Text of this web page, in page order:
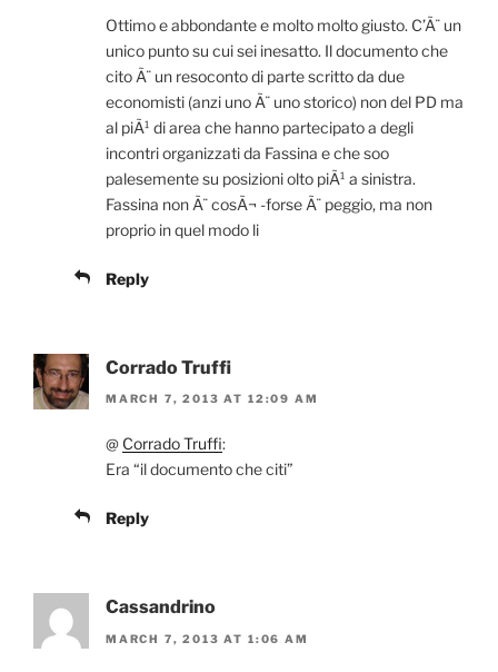
Ottimo e abbondante e molto molto giusto. C’Ã¨ un
unico punto su cui sei inesatto. Il documento che
cito Ã¨ un resoconto di parte scritto da due
economisti (anzi uno Ã¨ uno storico) non del PD ma
al piÃ¹ di area che hanno partecipato a degli
incontri organizzati da Fassina e che soo
palesemente su posizioni olto piÃ¹ a sinistra.
Fassina non Ã¨ cosÃ¬ -forse Ã¨ peggio, ma non
proprio in quel modo li
Reply
Corrado Truffi
MARCH 7, 2013 AT 12:09 AM
@ Corrado Truffi:
Era “il documento che citi”
Reply
Cassandrino
MARCH 7, 2013 AT 1:06 AM